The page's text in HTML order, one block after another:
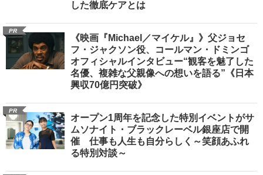
した徹底ケアとは
PR
《映画『Michael／マイケル』》父ジョセ
フ・ジャクソン役、コールマン・ドミンゴ
オフィシャルインタビュー“観客を魅了した
名優、複雑な父親像への想いを語る”《日本
興収70億円突破》
PR
オープン1周年を記念した特別イベントがサ
ムソナイト・ブラックレーベル銀座店で開
催 仕事も人生も自分らしく～笑顔あふれ
る特別対談～